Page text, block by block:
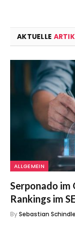
AKTUELLE
ALLGEMEIN
Serponado im
Rankings im
BySebastian